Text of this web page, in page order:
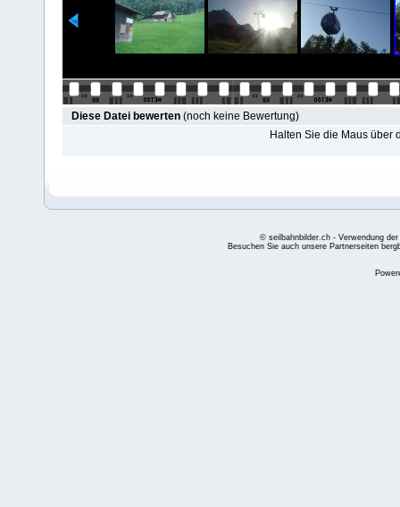
Diese Datei bewerten (noch keine Bewertung)
Halten Sie die Maus über
© seilbahnbilder.ch - Verwendung
Besuchen Sie auch unsere Partnerseiten